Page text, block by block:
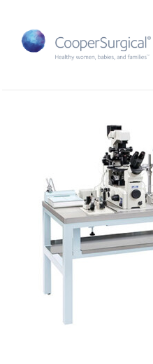
content
サ
企
お